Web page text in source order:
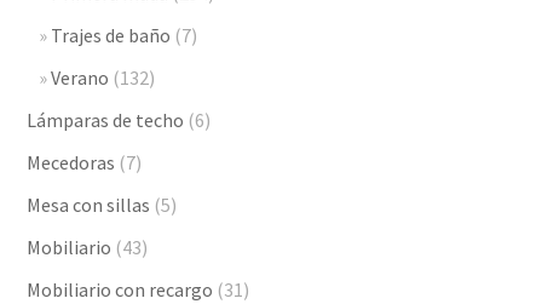
Trajes de baño (7)
Verano (132)
Lámparas de techo (6)
Mecedoras (7)
Mesa con sillas (5)
Mobiliario (43)
Mobiliario con recargo (31)